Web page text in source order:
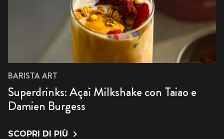
BARISTA ART
Superdrinks: Açaì Milkshake con Taiao e
Damien Burgess
SCOPRI DI PIÙ